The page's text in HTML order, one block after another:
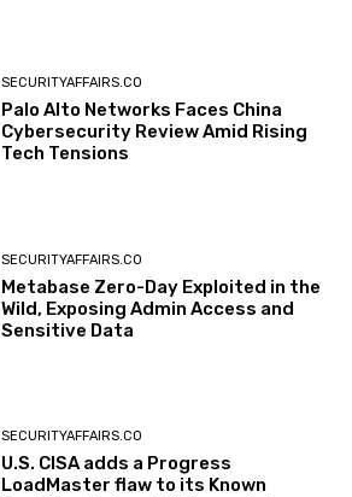
SECURITYAFFAIRS.CO
Palo Alto Networks Faces China
Cybersecurity Review Amid Rising
Tech Tensions
SECURITYAFFAIRS.CO
Metabase Zero-Day Exploited in the
Wild, Exposing Admin Access and
Sensitive Data
SECURITYAFFAIRS.CO
U.S. CISA adds a Progress
LoadMaster flaw to its Known